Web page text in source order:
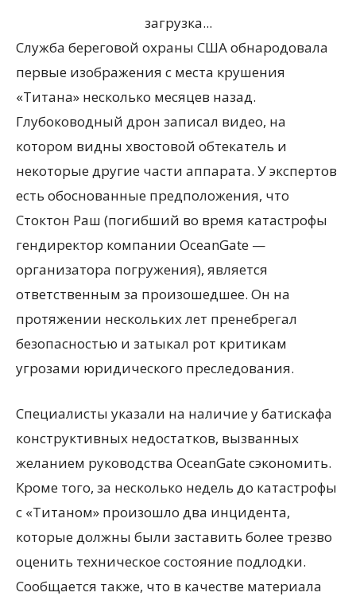
загрузка...
Служба береговой охраны США обнародовала
первые изображения с места крушения
«Титана» несколько месяцев назад.
Глубоководный дрон записал видео, на
котором видны хвостовой обтекатель и
некоторые другие части аппарата. У экспертов
есть обоснованные предположения, что
Стоктон Раш (погибший во время катастрофы
гендиректор компании OceanGate —
организатора погружения), является
ответственным за произошедшее. Он на
протяжении нескольких лет пренебрегал
безопасностью и затыкал рот критикам
угрозами юридического преследования.
Специалисты указали на наличие у батискафа
конструктивных недостатков, вызванных
желанием руководства OceanGate сэкономить.
Кроме того, за несколько недель до катастрофы
с «Титаном» произошло два инцидента,
которые должны были заставить более трезво
оценить техническое состояние подлодки.
Сообщается также, что в качестве материала